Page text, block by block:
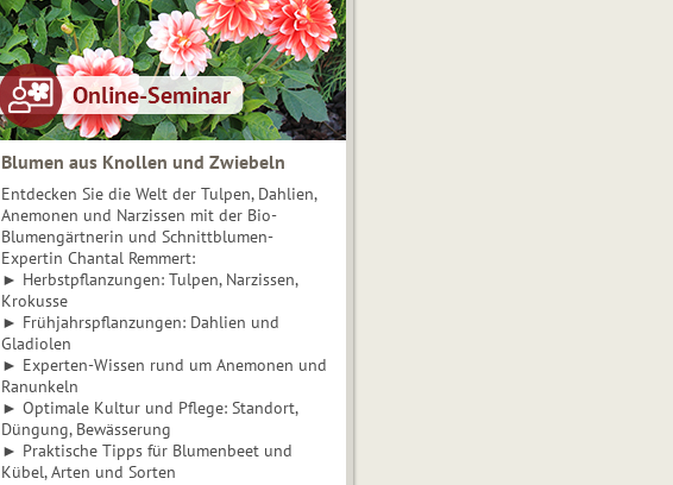
Blumen aus Knollen und Zwiebeln
Entdecken Sie die Welt der Tulpen, Dahlien,
Anemonen und Narzissen mit der Bio-
Blumengärtnerin und Schnittblumen-
Expertin Chantal Remmert:
► Herbstpflanzungen: Tulpen, Narzissen,
Krokusse
► Frühjahrspflanzungen: Dahlien und
Gladiolen
► Experten-Wissen rund um Anemonen und
Ranunkeln
► Optimale Kultur und Pflege: Standort,
Düngung, Bewässerung
► Praktische Tipps für Blumenbeet und
Kübel, Arten und Sorten